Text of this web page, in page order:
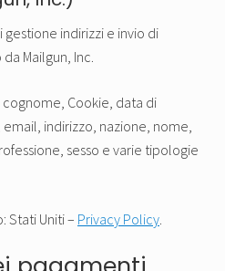
gestione indirizzi e invio di
Mailgun, Inc.
Cookie, data di
email, indirizzo, nazione, nome,
sesso e varie tipologie
Stati Uniti – Privacy Policy.